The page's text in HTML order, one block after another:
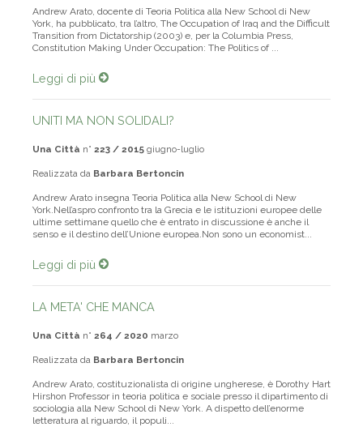
Andrew Arato, docente di Teoria Politica alla New School di New
York, ha pubblicato, tra l’altro, The Occupation of Iraq and the Difficult
Transition from Dictatorship (2003) e, per la Columbia Press,
Constitution Making Under Occupation: The Politics of ...
Leggi di più
UNITI MA NON SOLIDALI?
Una Città n° 223 / 2015 giugno-luglio
Realizzata da Barbara Bertoncin
Andrew Arato insegna Teoria Politica alla New School di New
York.Nell’aspro confronto tra la Grecia e le istituzioni europee delle
ultime settimane quello che è entrato in discussione è anche il
senso e il destino dell’Unione europea.Non sono un economist...
Leggi di più
LA META' CHE MANCA
Una Città n° 264 / 2020 marzo
Realizzata da Barbara Bertoncin
Andrew Arato, costituzionalista di origine ungherese, è Dorothy Hart
Hirshon Professor in teoria politica e sociale presso il dipartimento di
sociologia alla New School di New York. A dispetto dell’enorme
letteratura al riguardo, il populi...